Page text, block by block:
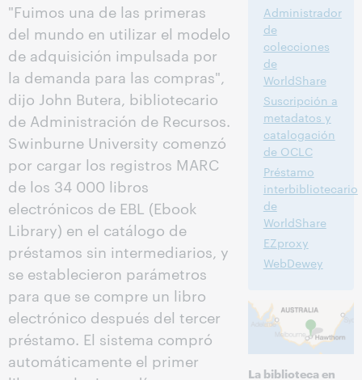
"Fuimos una de las primeras
del mundo en utilizar el modelo
de adquisición impulsada por
la demanda para las compras",
dijo John Butera, bibliotecario
de Administración de Recursos.
Swinburne University comenzó
por cargar los registros MARC
de los 34 000 libros
electrónicos de EBL (Ebook
Library) en el catálogo de
préstamos sin intermediarios, y
se establecieron parámetros
para que se compre un libro
electrónico después del tercer
préstamo. El sistema compró
automáticamente el primer
Administrador
de
colecciones
de
WorldShare
Suscripción a
metadatos y
catalogación
de OCLC
Préstamo
interbibliotecario
de
WorldShare
EZproxy
WebDewey
La biblioteca en